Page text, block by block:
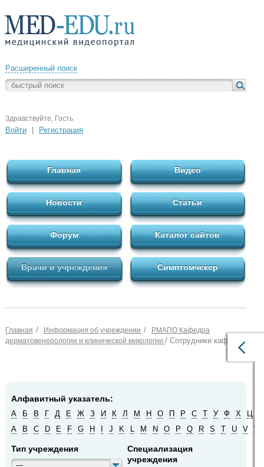
Расширенный поиск
Здравствуйте, Гость
Войти Регистрация
Главная Видео
Новости Статьи
Форум Каталог сайтов
Врачи и учреждения Симптомчекер
Главная / Информация об учреждении /
РМАПО Кафедра
дерматовенерологии и клинической микологии / Сотрудники кафедры
Алфавитный указатель:
А Б В Г Д Е Ж З И К Л М Н О П Р С Т У Ф Х Ц
A
B C D E F G H J K L M N O P Q R S T U V W
Тип учреждения
---
Специализация
учреждения